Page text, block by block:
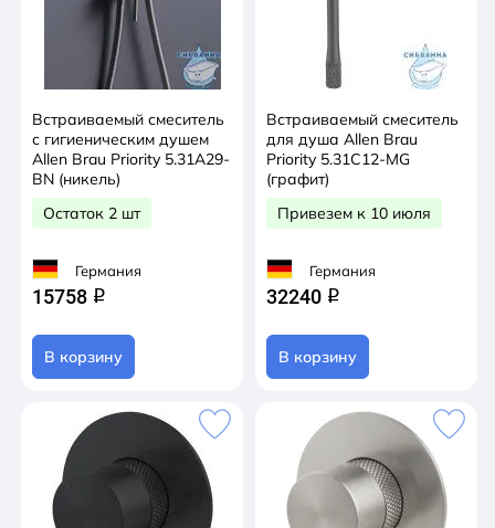
Встраиваемый смеситель
с гигиеническим душем
Allen Brau Priority 5.31A29-
BN (никель)
Остаток 2 шт
Германия
15758 q
В корзину
Встраиваемый смеситель
для душа Allen Brau
Priority 5.31C12-MG
(графит)
Привезем к 10 июля
Германия
32240 q
В корзину